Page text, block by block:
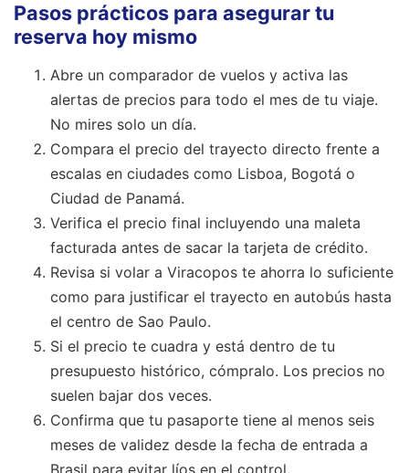
Pasos prácticos para asegurar tu
reserva hoy mismo
Abre un comparador de vuelos y activa las
alertas de precios para todo el mes de tu viaje.
No mires solo un día.
Compara el precio del trayecto directo frente a
escalas en ciudades como Lisboa, Bogotá o
Ciudad de Panamá.
Verifica el precio final incluyendo una maleta
facturada antes de sacar la tarjeta de crédito.
Revisa si volar a Viracopos te ahorra lo suficiente
como para justificar el trayecto en autobús hasta
el centro de Sao Paulo.
Si el precio te cuadra y está dentro de tu
presupuesto histórico, cómpralo. Los precios no
suelen bajar dos veces.
Confirma que tu pasaporte tiene al menos seis
meses de validez desde la fecha de entrada a